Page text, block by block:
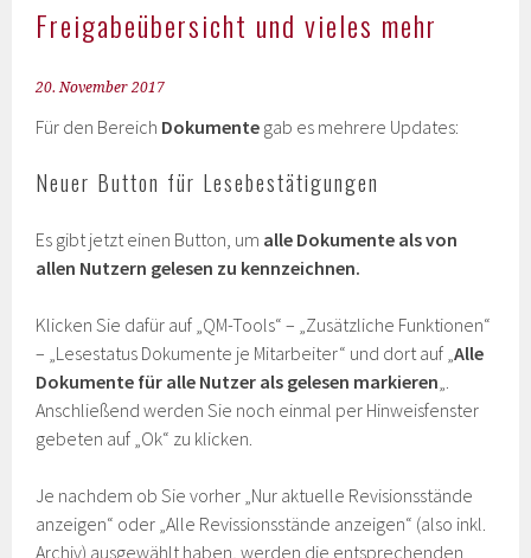
Freigabeübersicht und vieles mehr
20. November 2017
Für den Bereich Dokumente gab es mehrere Updates:
Neuer Button für Lesebestätigungen
Es gibt jetzt einen Button, um alle Dokumente als von
allen Nutzern gelesen zu kennzeichnen.
Klicken Sie dafür auf „QM-Tools“ – „Zusätzliche Funktionen“
– „Lesestatus Dokumente je Mitarbeiter“ und dort auf „Alle
Dokumente für alle Nutzer als gelesen markieren
Anschließend werden Sie noch einmal per Hinweisfenster
gebeten auf „Ok“ zu klicken.
Je nachdem ob Sie vorher „Nur aktuelle Revisionsstände
anzeigen“ oder „Alle Revissionsstände anzeigen“ (also inkl.
Archiv) ausgewählt haben, werden die entsprechenden